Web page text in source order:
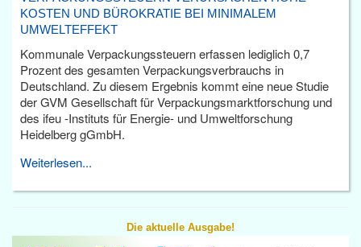
KOSTEN UND BÜROKRATIE BEI MINIMALEM
UMWELTEFFEKT
Kommunale Verpackungssteuern erfassen lediglich 0,7
Prozent des gesamten Verpackungsverbrauchs in
Deutschland. Zu diesem Ergebnis kommt eine neue Studie
der GVM Gesellschaft für Verpackungsmarktforschung und
des ifeu -Instituts für Energie- und Umweltforschung
Heidelberg gGmbH.
Weiterlesen...
Die aktuelle Ausgabe!